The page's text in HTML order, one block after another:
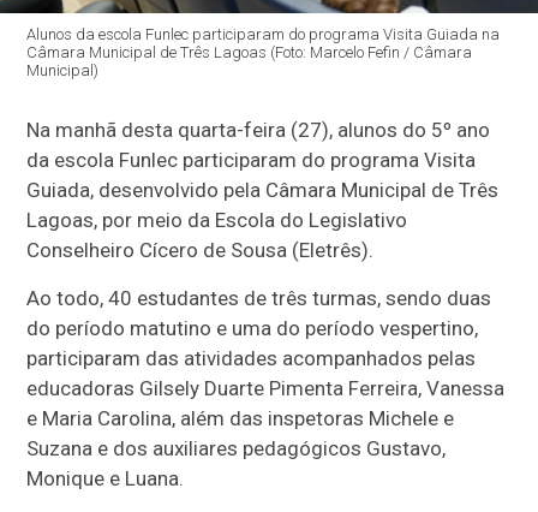
Alunos da escola Funlec participaram do programa Visita Guiada na
Câmara Municipal de Três Lagoas (Foto: Marcelo Fefin / Câmara
Municipal)
Na manhã desta quarta-feira (27), alunos do 5º ano
da escola Funlec participaram do programa Visita
Guiada, desenvolvido pela Câmara Municipal de Três
Lagoas, por meio da Escola do Legislativo
Conselheiro Cícero de Sousa (Eletrês).
Ao todo, 40 estudantes de três turmas, sendo duas
do período matutino e uma do período vespertino,
participaram das atividades acompanhados pelas
educadoras Gilsely Duarte Pimenta Ferreira, Vanessa
e Maria Carolina, além das inspetoras Michele e
Suzana e dos auxiliares pedagógicos Gustavo,
Monique e Luana.